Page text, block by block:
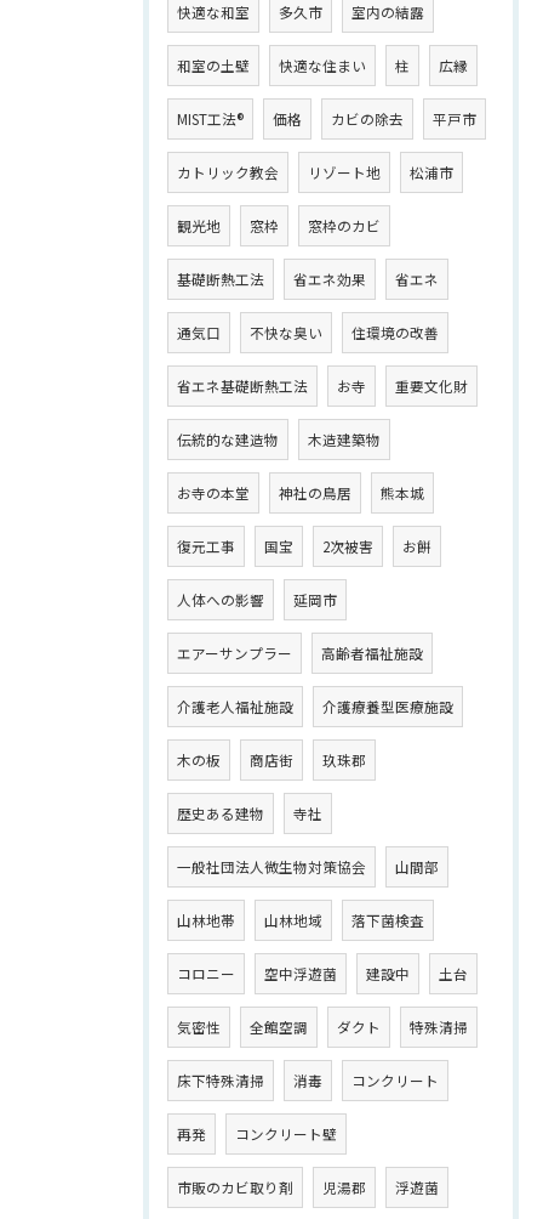
快適な和室 多久市 室内の結露
和室の土壁 快適な住まい 柱 広縁
MIST工法® 価格 カビの除去 平戸市
カトリック教会 リゾート地 松浦市
観光地 窓枠 窓枠のカビ
基礎断熱工法 省エネ効果 省エネ
通気口 不快な臭い 住環境の改善
省エネ基礎断熱工法 お寺 重要文化財
伝統的な建造物 木造建築物
お寺の本堂 神社の鳥居 熊本城
復元工事 国宝 2次被害 お餅
人体への影響 延岡市
エアーサンプラー 高齢者福祉施設
介護老人福祉施設 介護療養型医療施設
木の板 商店街 玖珠郡
歴史ある建物 寺社
一般社団法人微生物対策協会 山間部
山林地帯 山林地域 落下菌検査
コロニー 空中浮遊菌 建設中 土台
気密性 全館空調 ダクト 特殊清掃
床下特殊清掃 消毒 コンクリート
再発 コンクリート壁
市販のカビ取り剤 児湯郡 浮遊菌